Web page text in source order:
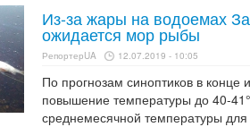
Из-за жары на водоемах
ожидается мор рыбы
РепортерUA 12.07.2019 - 10:05
По прогнозам синоптиков в конце
повышение температуры до 40-
среднемесячной температуры